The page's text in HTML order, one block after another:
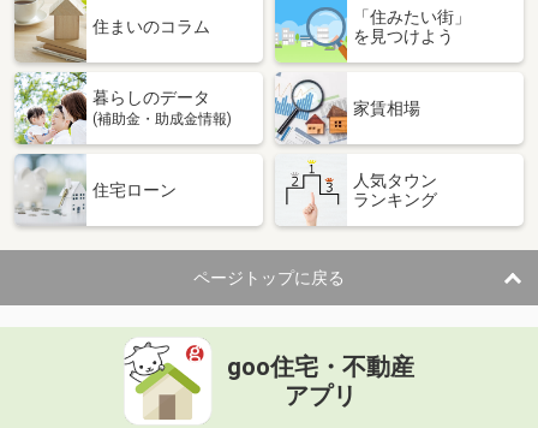
105.74万円
東京都千代田区岩本町３丁目
物件種別
貸事務所
使用面積 105.94m²
大阪府大阪市淀川区十三東３丁目
価 格
33万円
物件種別 貸店舗
使用面積 62.6m²
大阪府大阪市淀川区十三東３丁目
価 格
住まいのコラム
「住みたい街」
を見つけよう
暮らしのデータ
(補助金・助成金情報)
家賃相場
住宅ローン
人気タウン
ランキング
ページトップに戻る
goo住宅・不動産
アプリ